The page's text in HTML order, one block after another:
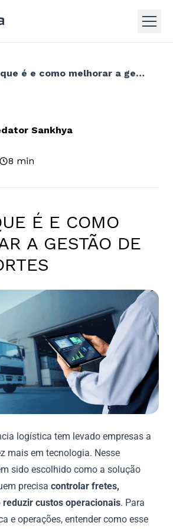
TMS: o que é e como melhorar a gestão de transportes
Sankhya
8 min
É E COMO
A GESTÃO DE
logística tem levado empresas a
mais em tecnologia. Nesse
sido escolhido como a solução
precisa controlar fretes,
custos operacionais. Para
e operações, entender como esse